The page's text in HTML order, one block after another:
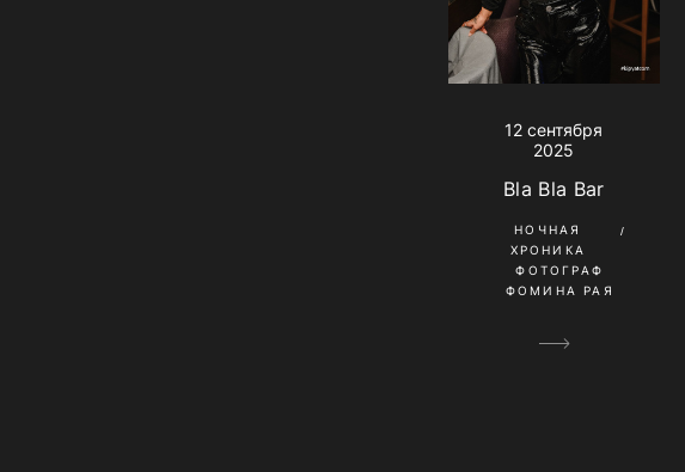
12 сентября
2025
Bla Bla Bar
НОЧНАЯ
ХРОНИКА
ФОТОГРАФ
ФОМИНА РАЯ